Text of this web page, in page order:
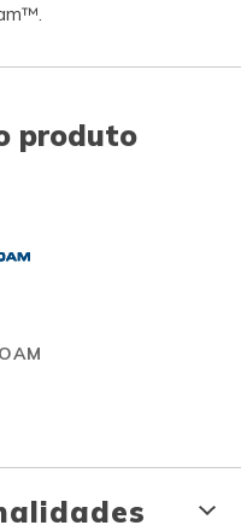
produto